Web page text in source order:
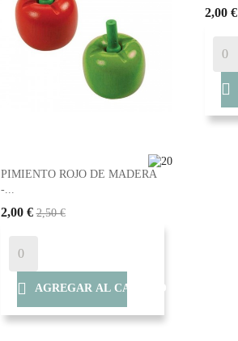
PIMIENTO ROJO DE MADERA
-...
2,00 € 2,50 €
 AGREGAR AL CARRITO
2,00 €
